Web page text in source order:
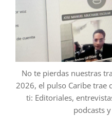
No te pierdas nuestras
2026, el pulso Caribe trae
ti: Editoriales,
podcasts